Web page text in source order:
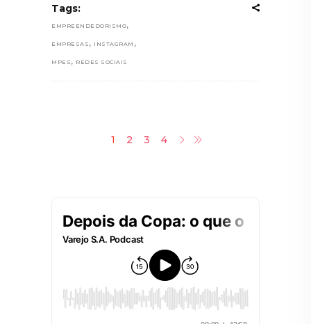
Tags:
EMPREENDEDORISMO,
EMPRESAS , INSTAGRAM ,
MPES , REDES SOCIAIS
1 2 3 4